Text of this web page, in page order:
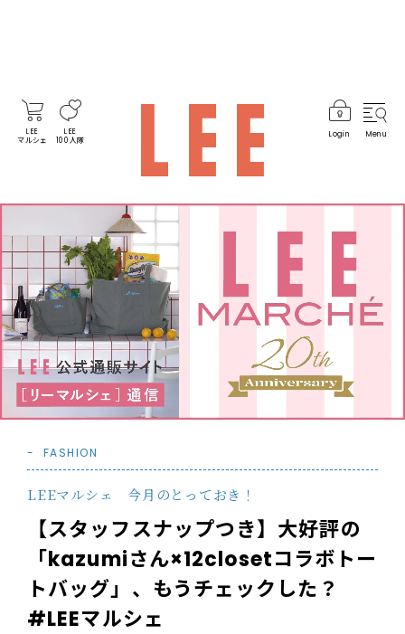
LEE
マルシェ
LEE
100人隊
Login Menu
FASHION
LEEマルシェ 今月のとっておき！
【スタッフスナップつき】大好評の
「kazumiさん×12closetコラボトー
トバッグ」、もうチェックした？
#LEEマルシェ